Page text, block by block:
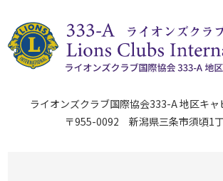
ライオンズクラブ国際協会333-A 地区キャ
〒955-0092 新潟県三条市須頃1